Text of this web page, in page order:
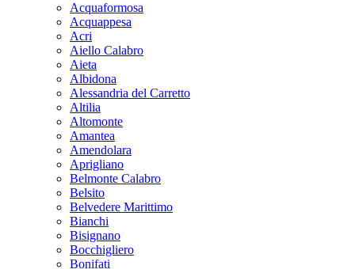
Acquaformosa
Acquappesa
Acri
Aiello Calabro
Aieta
Albidona
Alessandria del Carretto
Altilia
Altomonte
Amantea
Amendolara
Aprigliano
Belmonte Calabro
Belsito
Belvedere Marittimo
Bianchi
Bisignano
Bocchigliero
Bonifati